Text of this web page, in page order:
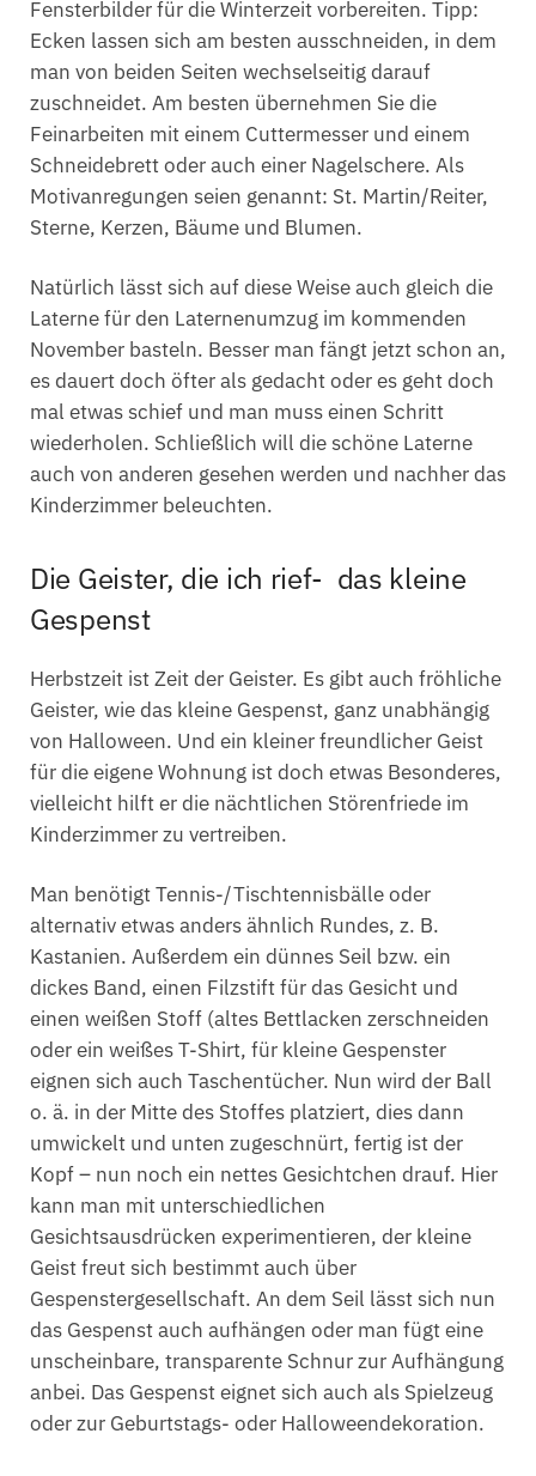
Fensterbilder für die Winterzeit vorbereiten. Tipp:
Ecken lassen sich am besten ausschneiden, in dem
man von beiden Seiten wechselseitig darauf
zuschneidet. Am besten übernehmen Sie die
Feinarbeiten mit einem Cuttermesser und einem
Schneidebrett oder auch einer Nagelschere. Als
Motivanregungen seien genannt: St. Martin/Reiter,
Sterne, Kerzen, Bäume und Blumen.
Natürlich lässt sich auf diese Weise auch gleich die
Laterne für den Laternenumzug im kommenden
November basteln. Besser man fängt jetzt schon an,
es dauert doch öfter als gedacht oder es geht doch
mal etwas schief und man muss einen Schritt
wiederholen. Schließlich will die schöne Laterne
auch von anderen gesehen werden und nachher das
Kinderzimmer beleuchten.
Die Geister, die ich rief- das kleine
Gespenst
Herbstzeit ist Zeit der Geister. Es gibt auch fröhliche
Geister, wie das kleine Gespenst, ganz unabhängig
von Halloween. Und ein kleiner freundlicher Geist
für die eigene Wohnung ist doch etwas Besonderes,
vielleicht hilft er die nächtlichen Störenfriede im
Kinderzimmer zu vertreiben.
Man benötigt Tennis-/Tischtennisbälle oder
alternativ etwas anders ähnlich Rundes, z. B.
Kastanien. Außerdem ein dünnes Seil bzw. ein
dickes Band, einen Filzstift für das Gesicht und
einen weißen Stoff (altes Bettlacken zerschneiden
oder ein weißes T-Shirt, für kleine Gespenster
eignen sich auch Taschentücher. Nun wird der Ball
o. ä. in der Mitte des Stoffes platziert, dies dann
umwickelt und unten zugeschnürt, fertig ist der
Kopf – nun noch ein nettes Gesichtchen drauf. Hier
kann man mit unterschiedlichen
Gesichtsausdrücken experimentieren, der kleine
Geist freut sich bestimmt auch über
Gespenstergesellschaft. An dem Seil lässt sich nun
das Gespenst auch aufhängen oder man fügt eine
unscheinbare, transparente Schnur zur Aufhängung
anbei. Das Gespenst eignet sich auch als Spielzeug
oder zur Geburtstags- oder Halloweendekoration.